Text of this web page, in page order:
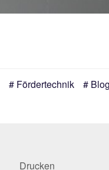
Fördertechnik Blog
Drucken